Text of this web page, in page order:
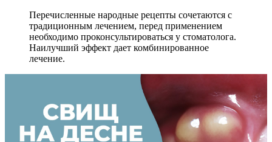
Перечисленные народные рецепты сочетаются с
традиционным лечением, перед применением
необходимо проконсультироваться у стоматолога.
Наилучший эффект дает комбинированное
лечение.